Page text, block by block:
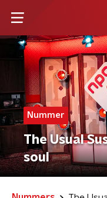
Nummer
The Usual
soul